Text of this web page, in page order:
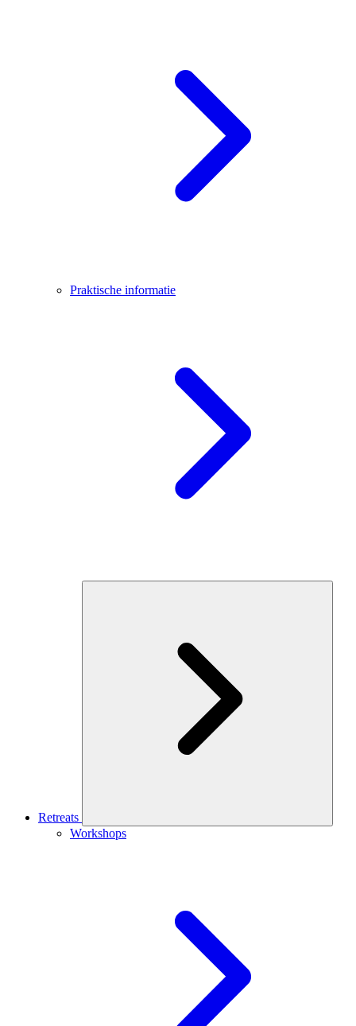
Praktische informatie
Retreats
Workshops